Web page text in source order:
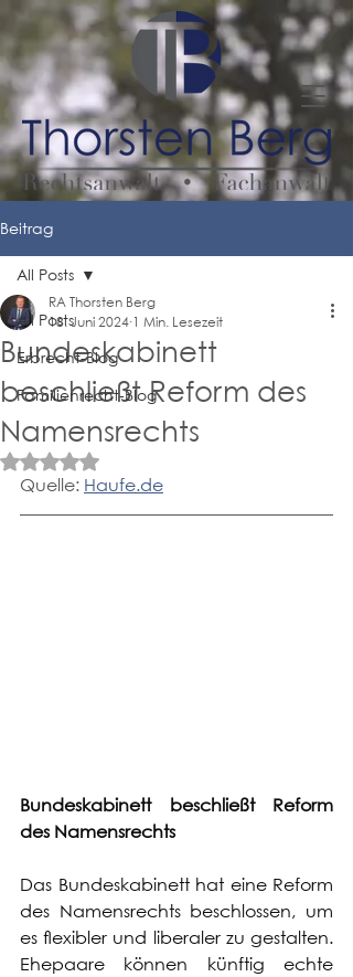
Beitrag
All Posts
Erbrecht-Blog
Familienrecht-Blog
All Posts
Bundeskabinett
beschließt Reform des
Namensrechts
RA Thorsten Berg
18. Juni 2024 1 Min. Lesezeit
Mit NaN von 5 Sternen bewertet.
Quelle: Haufe.de
Bundeskabinett beschließt Reform
des Namensrechts
Das Bundeskabinett hat eine Reform
des Namensrechts beschlossen, um
es flexibler und liberaler zu gestalten.
Ehepaare können künftig echte